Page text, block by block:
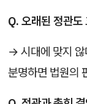
Q. 오래된 정관도
→ 시대에 맞지 않
분명하면 법원의